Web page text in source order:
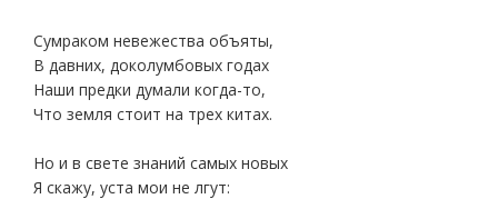
Сумраком невежества объяты,
В давних, доколумбовых годах
Наши предки думали когда-то,
Что земля стоит на трех китах.
Но и в свете знаний самых новых
Я скажу, уста мои не лгут: